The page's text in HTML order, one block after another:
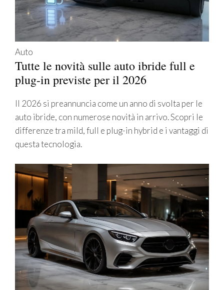
Auto
Tutte le novità sulle auto ibride full e
plug-in previste per il 2026
Il 2026 si preannuncia come un anno di svolta per le
auto ibride, con numerose novità in arrivo. Scopri le
differenze tra mild, full e plug-in hybrid e i vantaggi di
questa tecnologia.